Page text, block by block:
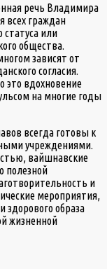
речь Владимира
всех граждан
статуса или
общества.
зависят от
согласия.
вдохновение
на многие годы
всегда готовы к
учреждениями.
вайшнавские
полезной
и
мероприятия,
здорового образа
жизненной